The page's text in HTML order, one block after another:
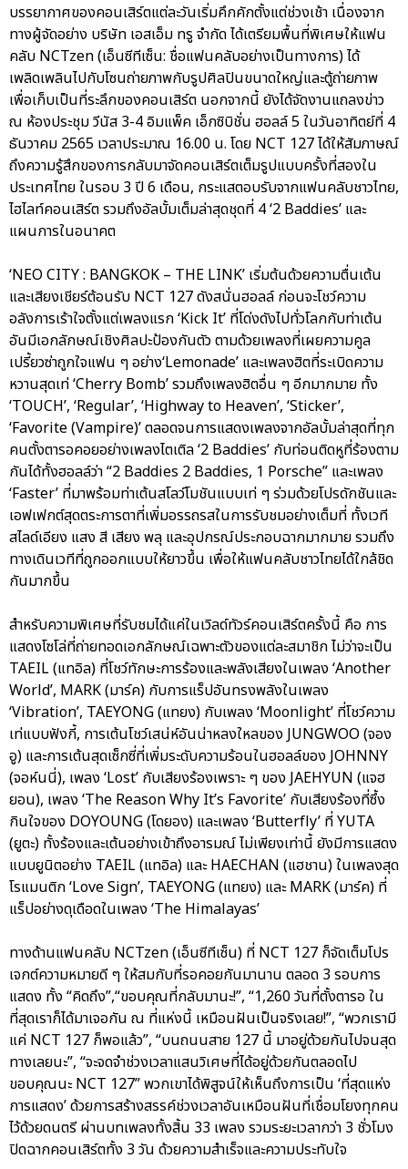
บรรยากาศของคอนเสิร์ตแต่ละวันเริ่มคึกคักตั้งแต่ช่วงเช้า เนื่องจาก
ทางผู้จัดอย่าง บริษัท เอสเอ็ม ทรู จำกัด ได้เตรียมพื้นที่พิเศษให้แฟน
คลับ NCTzen (เอ็นซีทีเซ็น: ชื่อแฟนคลับอย่างเป็นทางการ) ได้
เพลิดเพลินไปกับโซนถ่ายภาพกับรูปศิลปินขนาดใหญ่และตู้ถ่ายภาพ
เพื่อเก็บเป็นที่ระลึกของคอนเสิร์ต นอกจากนี้ ยังได้จัดงานแถลงข่าว
ณ ห้องประชุม วีนัส 3-4 อิมแพ็ค เอ็กซิบิชั่น ฮอลล์ 5 ในวันอาทิตย์ที่ 4
ธันวาคม 2565 เวลาประมาณ 16.00 น. โดย NCT 127 ได้ให้สัมภาษณ์
ถึงความรู้สึกของการกลับมาจัดคอนเสิร์ตเต็มรูปแบบครั้งที่สองใน
ประเทศไทย ในรอบ 3 ปี 6 เดือน, กระแสตอบรับจากแฟนคลับชาวไทย,
ไฮไลท์คอนเสิร์ต รวมถึงอัลบั้มเต็มล่าสุดชุดที่ 4 ‘2 Baddies’ และ
แผนการในอนาคต
‘NEO CITY : BANGKOK – THE LINK’ เริ่มต้นด้วยความตื่นเต้น
และเสียงเชียร์ต้อนรับ NCT 127 ดังสนั่นฮอลล์ ก่อนจะโชว์ความ
อลังการเร้าใจตั้งแต่เพลงแรก ‘Kick It’ ที่โด่งดังไปทั่วโลกกับท่าเต้น
อันมีเอกลักษณ์เชิงศิลปะป้องกันตัว ตามด้วยเพลงที่เผยความคูล
เปรี้ยวซ่าถูกใจแฟน ๆ อย่าง‘Lemonade’ และเพลงฮิตที่ระเบิดความ
หวานสุดเท่ ‘Cherry Bomb’ รวมถึงเพลงฮิตอื่น ๆ อีกมากมาย ทั้ง
‘TOUCH’, ‘Regular’, ‘Highway to Heaven’, ‘Sticker’,
‘Favorite (Vampire)’ ตลอดจนการแสดงเพลงจากอัลบั้มล่าสุดที่ทุก
คนตั้งตารอคอยอย่างเพลงไตเติล ‘2 Baddies’ กับท่อนติดหูที่ร้องตาม
กันได้ทั้งฮอลล์ว่า “2 Baddies 2 Baddies, 1 Porsche” และเพลง
‘Faster’ ที่มาพร้อมท่าเต้นสโลว์โมชันแบบเท่ ๆ ร่วมด้วยโปรดักชันและ
เอฟเฟกต์สุดตระการตาที่เพิ่มอรรถรสในการรับชมอย่างเต็มที่ ทั้งเวที
สไลด์เอียง แสง สี เสียง พลุ และอุปกรณ์ประกอบฉากมากมาย รวมถึง
ทางเดินเวทีที่ถูกออกแบบให้ยาวขึ้น เพื่อให้แฟนคลับชาวไทยได้ใกล้ชิด
กันมากขึ้น
สำหรับความพิเศษที่รับชมได้แค่ในเวิลด์ทัวร์คอนเสิร์ตครั้งนี้ คือ การ
แสดงโซโล่ที่ถ่ายทอดเอกลักษณ์เฉพาะตัวของแต่ละสมาชิก ไม่ว่าจะเป็น
TAEIL (แทอิล) ที่โชว์ทักษะการร้องและพลังเสียงในเพลง ‘Another
World’, MARK (มาร์ค) กับการแร็ปอันทรงพลังในเพลง
‘Vibration’, TAEYONG (แทยง) กับเพลง ‘Moonlight’ ที่โชว์ความ
เท่แบบฟังกี้, การเต้นโชว์เสน่ห์อันน่าหลงใหลของ JUNGWOO (จอง
อู) และการเต้นสุดเซ็กซี่ที่เพิ่มระดับความร้อนในฮอลล์ของ JOHNNY
(จอห์นนี่), เพลง ‘Lost’ กับเสียงร้องเพราะ ๆ ของ JAEHYUN (แจฮ
ยอน), เพลง ‘The Reason Why It’s Favorite’ กับเสียงร้องที่ซึ้ง
กินใจของ DOYOUNG (โดยอง) และเพลง ‘Butterfly’ ที่ YUTA
(ยูตะ) ทั้งร้องและเต้นอย่างเข้าถึงอารมณ์ ไม่เพียงเท่านี้ ยังมีการแสดง
แบบยูนิตอย่าง TAEIL (แทอิล) และ HAECHAN (แฮชาน) ในเพลงสุด
โรแมนติก ‘Love Sign’, TAEYONG (แทยง) และ MARK (มาร์ค) ที่
แร็ปอย่างดุเดือดในเพลง ‘The Himalayas’
ทางด้านแฟนคลับ NCTzen (เอ็นซีทีเซ็น) ที่ NCT 127 ก็จัดเต็มโปร
เจกต์ความหมายดี ๆ ให้สมกับที่รอคอยกันมานาน ตลอด 3 รอบการ
แสดง ทั้ง “คิดถึง”,“ขอบคุณที่กลับมานะ!”, “1,260 วันที่ตั้งตารอ ใน
ที่สุดเราก็ได้มาเจอกัน ณ ที่แห่งนี้ เหมือนฝันเป็นจริงเลย!”, “พวกเรามี
แค่ NCT 127 ก็พอแล้ว”, “บนถนนสาย 127 นี้ มาอยู่ด้วยกันไปจนสุด
ทางเลยนะ”, “จะจดจำช่วงเวลาแสนวิเศษที่ได้อยู่ด้วยกันตลอดไป
ขอบคุณนะ NCT 127” พวกเขาได้พิสูจน์ให้เห็นถึงการเป็น ‘ที่สุดแห่ง
การแสดง’ ด้วยการสร้างสรรค์ช่วงเวลาอันเหมือนฝันที่เชื่อมโยงทุกคน
ไว้ด้วยดนตรี ผ่านบทเพลงทั้งสิ้น 33 เพลง รวมระยะเวลากว่า 3 ชั่วโมง
ปิดฉากคอนเสิร์ตทั้ง 3 วัน ด้วยความสำเร็จและความประทับใจ